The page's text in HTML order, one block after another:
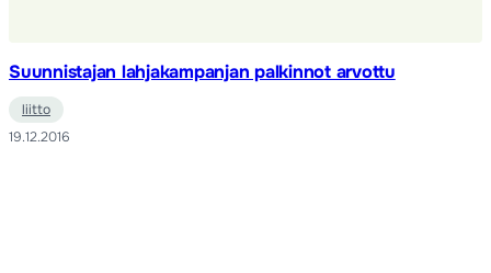
Suunnistajan lahjakampanjan palkinnot arvottu
liitto
19.12.2016